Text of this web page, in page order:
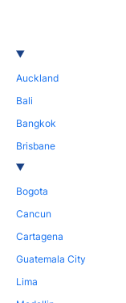
Auckland
Bali
Bangkok
Brisbane
Bogota
Cancun
Cartagena
Guatemala City
Lima